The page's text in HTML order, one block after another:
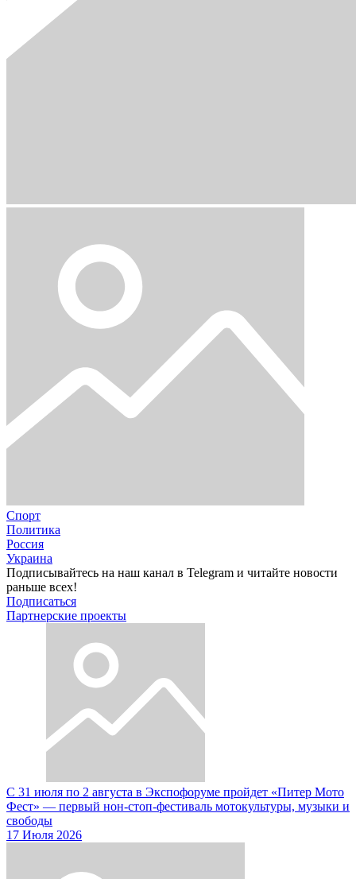
Спорт
Политика
Россия
Украина
Подписывайтесь на наш канал в Telegram и читайте новости
раньше всех!
Подписаться
Партнерские проекты
С 31 июля по 2 августа в Экспофоруме пройдет «Питер Мото
Фест» — первый нон-стоп-фестиваль мотокультуры, музыки и
свободы
17 Июля 2026